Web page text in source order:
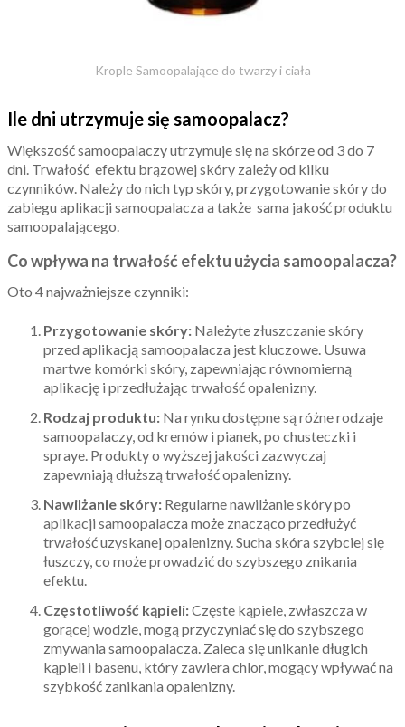
Krople Samoopalające do twarzy i ciała
Ile dni utrzymuje się samoopalacz?
Większość samoopalaczy utrzymuje się na skórze od 3 do 7
dni. Trwałość efektu brązowej skóry zależy od kilku
czynników. Należy do nich typ skóry, przygotowanie skóry do
zabiegu aplikacji samoopalacza a także sama jakość produktu
samoopalającego.
Co wpływa na trwałość efektu użycia samoopalacza?
Oto 4 najważniejsze czynniki:
Przygotowanie skóry: Należyte złuszczanie skóry
przed aplikacją samoopalacza jest kluczowe. Usuwa
martwe komórki skóry, zapewniając równomierną
aplikację i przedłużając trwałość opalenizny.
Rodzaj produktu: Na rynku dostępne są różne rodzaje
samoopalaczy, od kremów i pianek, po chusteczki i
spraye. Produkty o wyższej jakości zazwyczaj
zapewniają dłuższą trwałość opalenizny.
Nawilżanie skóry: Regularne nawilżanie skóry po
aplikacji samoopalacza może znacząco przedłużyć
trwałość uzyskanej opalenizny. Sucha skóra szybciej się
łuszczy, co może prowadzić do szybszego znikania
efektu.
Częstotliwość kąpieli:Częste kąpiele, zwłaszcza w
gorącej wodzie, mogą przyczyniać się do szybszego
zmywania samoopalacza. Zaleca się unikanie długich
kąpieli i basenu, który zawiera chlor, mogący wpływać na
szybkość zanikania opalenizny.